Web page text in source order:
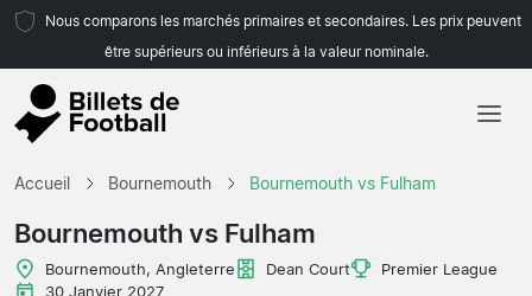
Nous comparons les marchés primaires et secondaires. Les prix peuvent
être supérieurs ou inférieurs à la valeur nominale.
Accueil Bournemouth Bournemouth vs Fulham
Bournemouth vs Fulham
Bournemouth, Angleterre Dean Court
Premier League
30 Janvier 2027